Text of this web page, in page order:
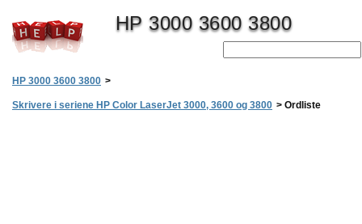
HP 3000 3600 3800
HP 3000 3600 3800 >
Skrivere i seriene HP Color LaserJet 3000, 3600 og 3800 > Ordliste